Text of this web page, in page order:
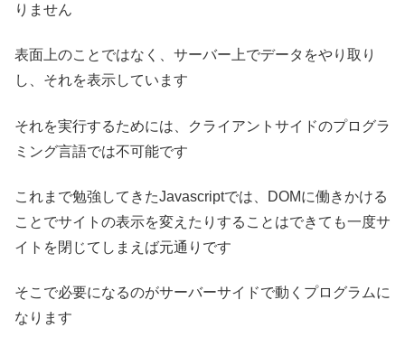
りません
表面上のことではなく、サーバー上でデータをやり取り
し、それを表示しています
それを実行するためには、クライアントサイドのプログラ
ミング言語では不可能です
これまで勉強してきたJavascriptでは、DOMに働きかける
ことでサイトの表示を変えたりすることはできても一度サ
イトを閉じてしまえば元通りです
そこで必要になるのがサーバーサイドで動くプログラムに
なります